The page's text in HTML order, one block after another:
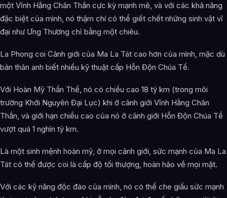
một Vĩnh Hằng Chân Thần cực kỳ mạnh mẽ, và với các khả năng
đặc biệt của mình, nó thậm chí có thể giết chết những sinh vật vĩ
đại như Ưng Thương chỉ bằng một chiêu.
La Phong coi Cảnh giới của Ma La Tát cao hơn của mình, mặc dù
bản thân anh biết nhiều kỹ thuật cấp Hỗn Độn Chúa Tể.
Với Hoàn Mỹ Thần Thể, nó có chiều cao 18 tỷ km (trong môi
trường Khởi Nguyên Đại Lục) khi ở cảnh giới Vĩnh Hằng Chân
Thần, và giới hạn chiều cao của nó ở cảnh giới Hỗn Độn Chúa Tể
vượt quá 1 nghìn tỷ km.
Là một sinh mệnh hoàn mỹ, ở mọi cảnh giới, sức mạnh của Ma La
Tát có thể được coi là cấp độ tối thượng, hoàn hảo về mọi mặt.
Với các kỹ năng độc đáo của mình, nó có thể che giấu sức mạnh